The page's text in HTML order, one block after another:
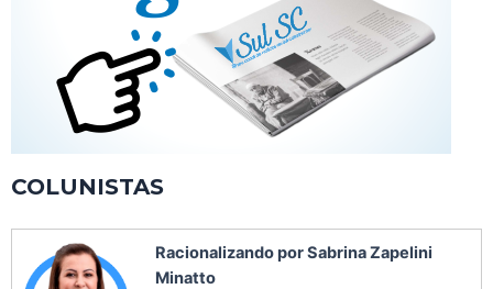
COLUNISTAS
Racionalizando por Sabrina Zapelini
Minatto